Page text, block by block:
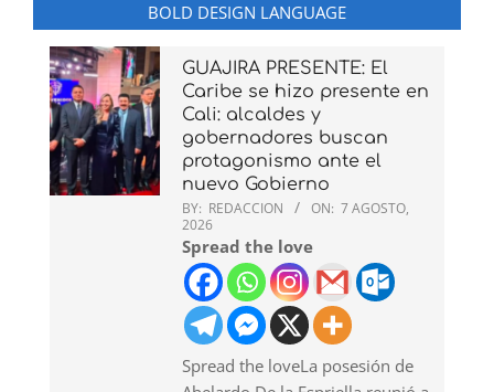
BOLD DESIGN LANGUAGE
GUAJIRA PRESENTE: El
Caribe se hizo presente en
Cali: alcaldes y
gobernadores buscan
protagonismo ante el
nuevo Gobierno
BY: REDACCION ON: 7 AGOSTO,
2026
Spread the love
Spread the loveLa posesión de